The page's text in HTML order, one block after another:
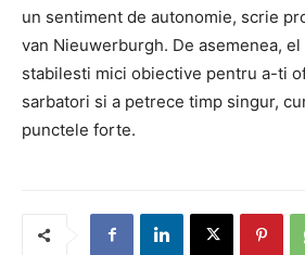
un sentiment de autonomie, scrie
van Nieuwerburgh. De asemenea,
stabilesti mici obiective pentru a-ti
sarbatori si a petrece timp singur,
punctele forte.